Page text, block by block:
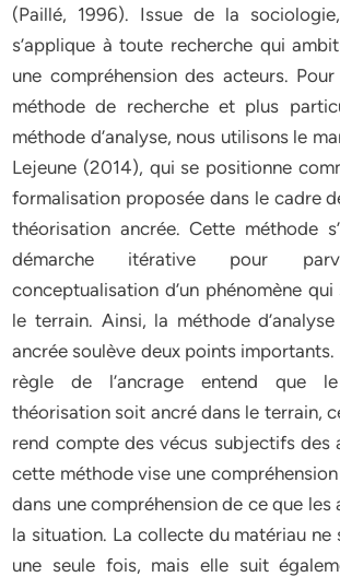
(Paillé, 1996). Issue de la
s’applique à toute recherche qui
une compréhension des acteurs.
méthode de recherche et plus
méthode d’analyse, nous utilisons le
Lejeune (2014), qui se positionne
formalisation proposée dans le cadre
théorisation ancrée. Cette méthode
démarche itérative pour
conceptualisation d’un phénomène
le terrain. Ainsi, la méthode
ancrée soulève deux points importants.
règle de l’ancrage entend que
théorisation soit ancré dans le terrain,
rend compte des vécus subjectifs des
cette méthode vise une compréhension
dans une compréhension de ce que
la situation. La collecte du matériau ne
une seule fois, mais elle suit